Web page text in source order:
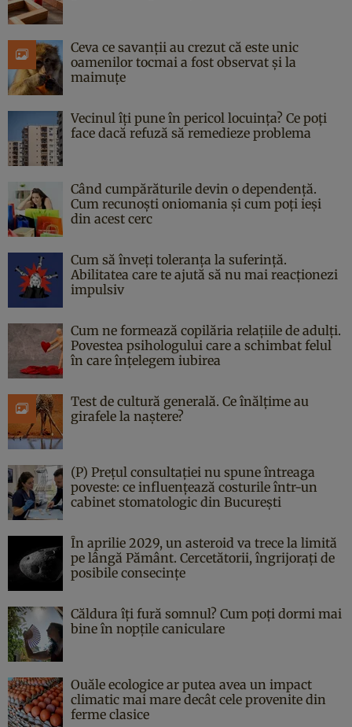
Ceva ce savanții au crezut că este unic
oamenilor tocmai a fost observat și la
maimuțe
Vecinul îți pune în pericol locuința? Ce poți
face dacă refuză să remedieze problema
Când cumpărăturile devin o dependență.
Cum recunoști oniomania și cum poți ieși
din acest cerc
Cum să înveți toleranța la suferință.
Abilitatea care te ajută să nu mai reacționezi
impulsiv
Cum ne formează copilăria relațiile de adulți.
Povestea psihologului care a schimbat felul
în care înțelegem iubirea
Test de cultură generală. Ce înălțime au
girafele la naștere?
(P) Prețul consultației nu spune întreaga
poveste: ce influențează costurile într-un
cabinet stomatologic din București
În aprilie 2029, un asteroid va trece la limită
pe lângă Pământ. Cercetătorii, îngrijorați de
posibile consecințe
Căldura îți fură somnul? Cum poți dormi mai
bine în nopțile caniculare
Ouăle ecologice ar putea avea un impact
climatic mai mare decât cele provenite din
ferme clasice